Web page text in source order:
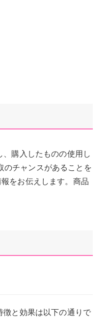
購入したものの使用し
のチャンスがあることを
をお伝えします。商品
徴と効果は以下の通りで